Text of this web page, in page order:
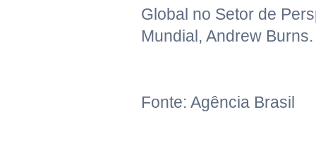
Global no Setor de
Mundial, Andrew Burns.
Fonte: Agência Brasil